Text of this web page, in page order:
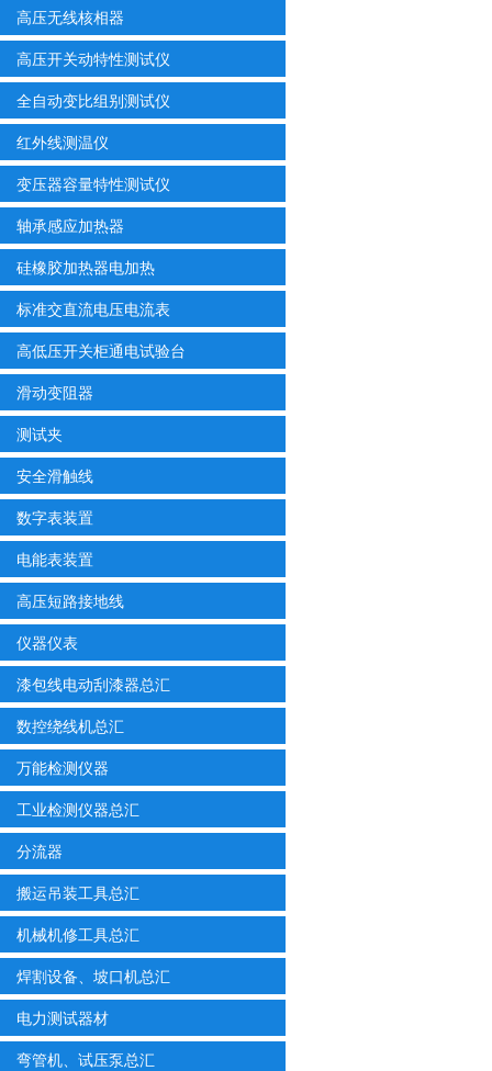
高压无线核相器
高压开关动特性测试仪
全自动变比组别测试仪
红外线测温仪
变压器容量特性测试仪
轴承感应加热器
硅橡胶加热器电加热
标准交直流电压电流表
高低压开关柜通电试验台
滑动变阻器
测试夹
安全滑触线
数字表装置
电能表装置
高压短路接地线
仪器仪表
漆包线电动刮漆器总汇
数控绕线机总汇
万能检测仪器
工业检测仪器总汇
分流器
搬运吊装工具总汇
机械机修工具总汇
焊割设备、坡口机总汇
电力测试器材
弯管机、试压泵总汇